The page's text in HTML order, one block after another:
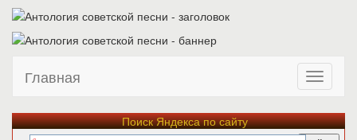
Главная
Поиск Яндекса по сайту